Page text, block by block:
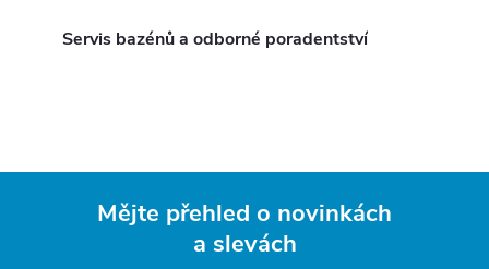
Servis bazénů a odborné poradentství
Mějte přehled o novinkách
a slevách